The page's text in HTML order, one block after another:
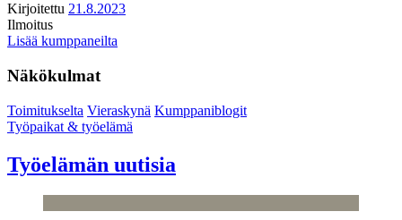
Kirjoitettu 21.8.2023
Ilmoitus
Lisää kumppaneilta
Näkökulmat
Toimitukselta Vieraskynä Kumppaniblogit
Työpaikat & työelämä
Työelämän uutisia